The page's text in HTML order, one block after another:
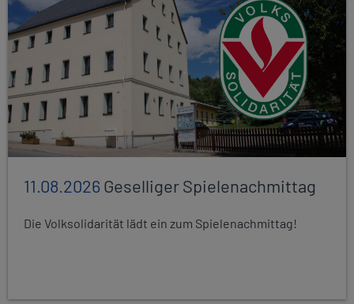
11.08.2026Geselliger Spielenachmittag
Die Volksolidarität lädt ein zum Spielenachmittag!